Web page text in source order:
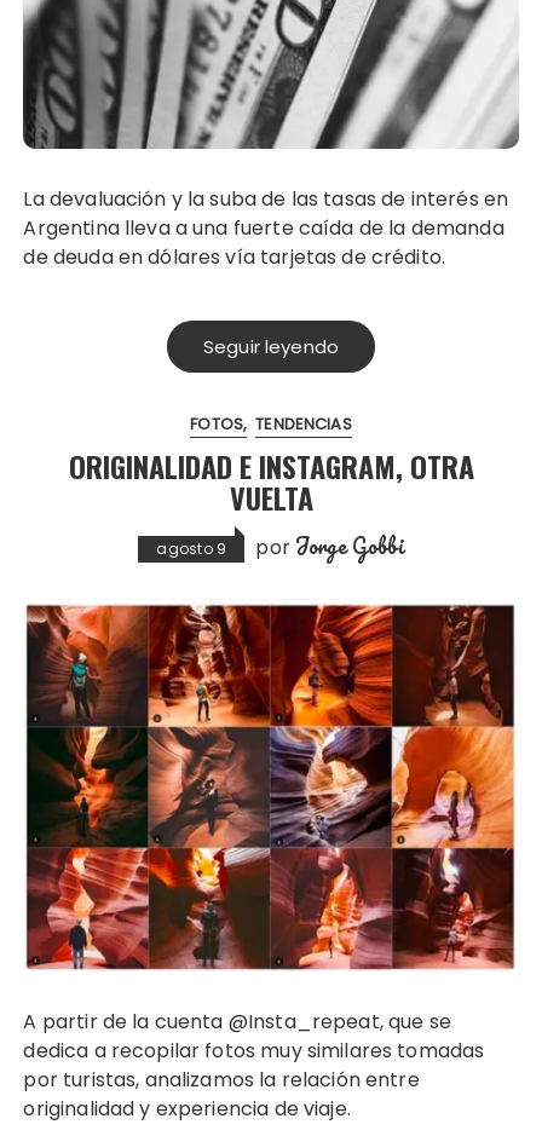
La devaluación y la suba de las tasas de interés en
Argentina lleva a una fuerte caída de la demanda
de deuda en dólares vía tarjetas de crédito.
Seguir leyendo
FOTOS TENDENCIAS
ORIGINALIDAD E INSTAGRAM, OTRA
VUELTA
agosto 9 por Jorge Gobbi
A partir de la cuenta @Insta_repeat, que se
dedica a recopilar fotos muy similares tomadas
por turistas, analizamos la relación entre
originalidad y experiencia de viaje.